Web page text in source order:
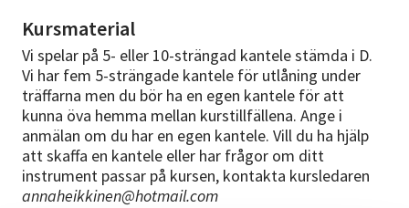
Kursmaterial
Vi spelar på 5- eller 10-strängad kantele stämda i D.
Vi har fem 5-strängade kantele för utlåning under
träffarna men du bör ha en egen kantele för att
kunna öva hemma mellan kurstillfällena. Ange i
anmälan om du har en egen kantele. Vill du ha hjälp
att skaffa en kantele eller har frågor om ditt
instrument passar på kursen, kontakta kursledaren
annaheikkinen@hotmail.com